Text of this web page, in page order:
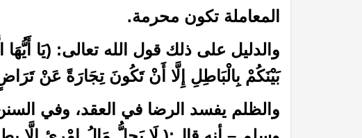
المعاملة تكون محرمة.
والدليل على ذلك قول الله تعالى: (يَا أَيُّهَا
بَيْنَكُمْ بِالْبَاطِلِ إِلَّا أَنْ تَكُونَ تِجَارَةً عَنْ تَرَاضٍ
والظلم يفسد الرضا في العقد، وفي